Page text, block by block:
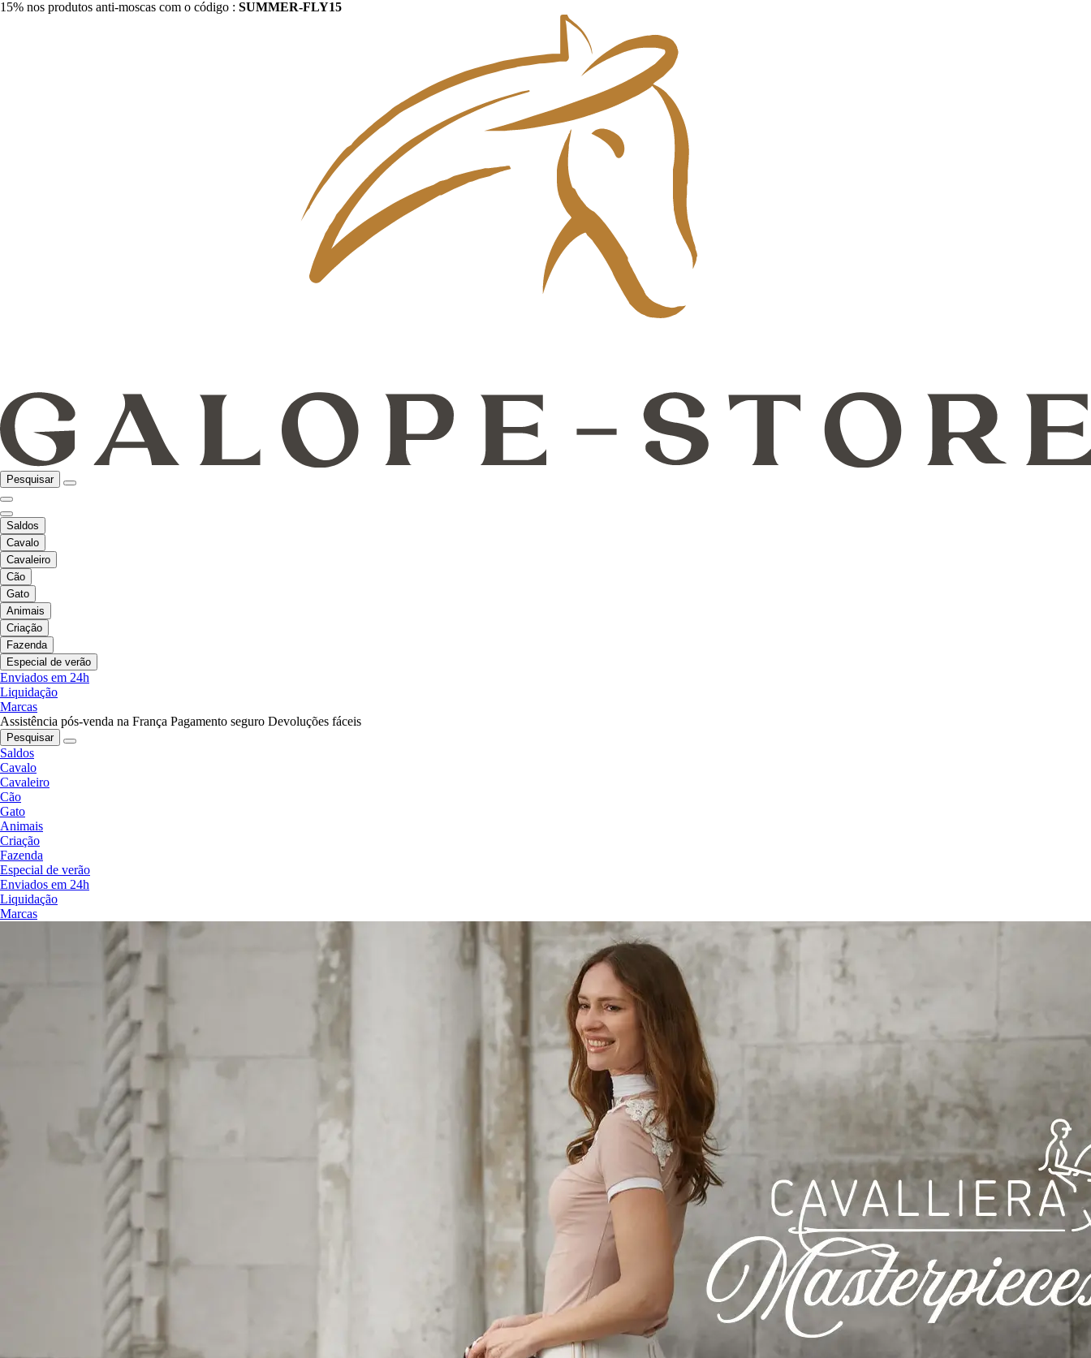
15% nos produtos anti-moscas com o código : SUMMER-FLY15
Pesquisar
Saldos
Cavalo
Cavaleiro
Cão
Gato
Animais
Criação
Fazenda
Especial de verão
Enviados em 24h
Liquidação
Marcas
Assistência pós-venda na França Pagamento seguro Devoluções fáceis
Pesquisar
Saldos
Cavalo
Cavaleiro
Cão
Gato
Animais
Criação
Fazenda
Especial de verão
Enviados em 24h
Liquidação
Marcas